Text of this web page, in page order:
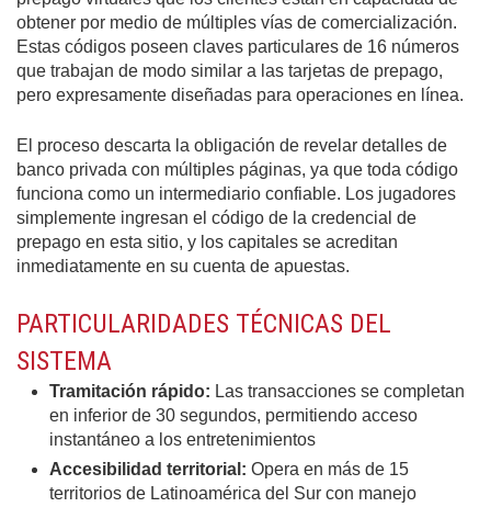
obtener por medio de múltiples vías de comercialización.
Estas códigos poseen claves particulares de 16 números
que trabajan de modo similar a las tarjetas de prepago,
pero expresamente diseñadas para operaciones en línea.
El proceso descarta la obligación de revelar detalles de
banco privada con múltiples páginas, ya que toda código
funciona como un intermediario confiable. Los jugadores
simplemente ingresan el código de la credencial de
prepago en esta sitio, y los capitales se acreditan
inmediatamente en su cuenta de apuestas.
PARTICULARIDADES TÉCNICAS DEL
SISTEMA
Tramitación rápido: Las transacciones se completan
en inferior de 30 segundos, permitiendo acceso
instantáneo a los entretenimientos
Accesibilidad territorial: Opera en más de 15
territorios de Latinoamérica del Sur con manejo